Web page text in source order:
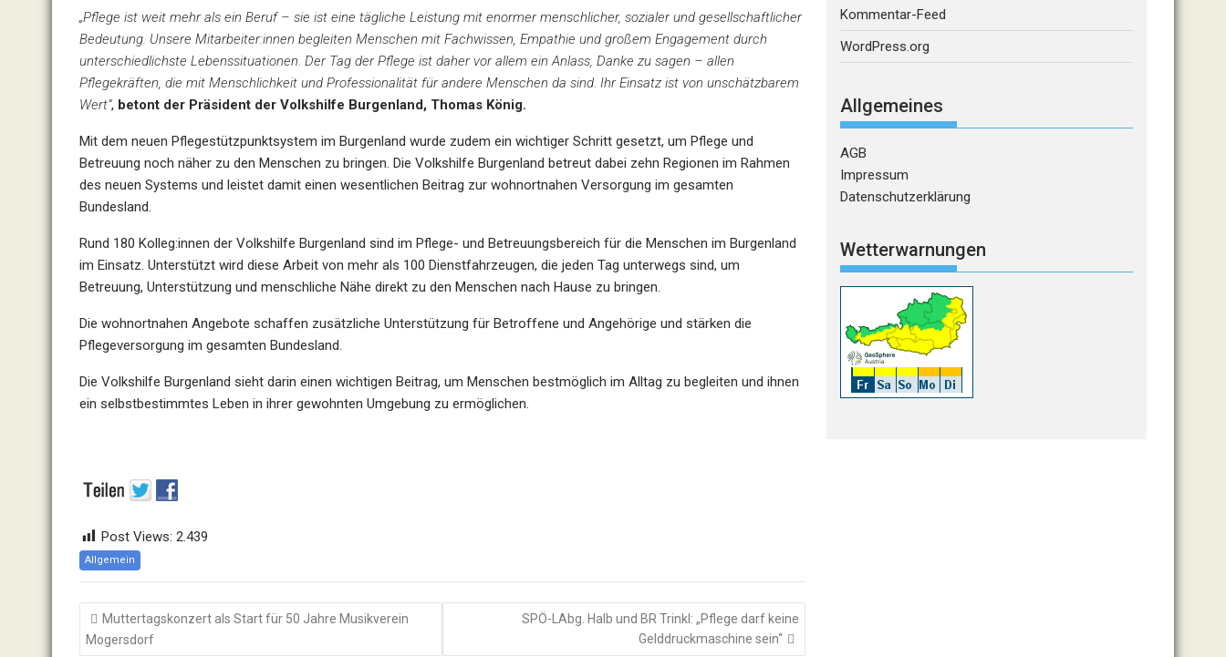
„Pflege ist weit mehr als ein Beruf – sie ist eine tägliche Leistung mit enormer menschlicher, sozialer und gesellschaftlicher
Bedeutung. Unsere Mitarbeiter:innen begleiten Menschen mit Fachwissen, Empathie und großem Engagement durch
unterschiedlichste Lebenssituationen. Der Tag der Pflege ist daher vor allem ein Anlass, Danke zu sagen – allen
Pflegekräften, die mit Menschlichkeit und Professionalität für andere Menschen da sind. Ihr Einsatz ist von unschätzbarem
Wert“, betont der Präsident der Volkshilfe Burgenland, Thomas König.
Mit dem neuen Pflegestützpunktsystem im Burgenland wurde zudem ein wichtiger Schritt gesetzt, um Pflege und
Betreuung noch näher zu den Menschen zu bringen. Die Volkshilfe Burgenland betreut dabei zehn Regionen im Rahmen
des neuen Systems und leistet damit einen wesentlichen Beitrag zur wohnortnahen Versorgung im gesamten
Bundesland.
Rund 180 Kolleg:innen der Volkshilfe Burgenland sind im Pflege- und Betreuungsbereich für die Menschen im Burgenland
im Einsatz. Unterstützt wird diese Arbeit von mehr als 100 Dienstfahrzeugen, die jeden Tag unterwegs sind, um
Betreuung, Unterstützung und menschliche Nähe direkt zu den Menschen nach Hause zu bringen.
Die wohnortnahen Angebote schaffen zusätzliche Unterstützung für Betroffene und Angehörige und stärken die
Pflegeversorgung im gesamten Bundesland.
Die Volkshilfe Burgenland sieht darin einen wichtigen Beitrag, um Menschen bestmöglich im Alltag zu begleiten und ihnen
ein selbstbestimmtes Leben in ihrer gewohnten Umgebung zu ermöglichen.
Post Views: 2.439
Allgemein
Beitragsnavigation
Muttertagskonzert als Start für 50 Jahre Musikverein
Mogersdorf
SPÖ-LAbg. Halb und BR Trinkl: „Pflege darf keine
Gelddruckmaschine sein“
Kommentar-Feed
WordPress.org
Allgemeines
AGB
Impressum
Datenschutzerklärung
Wetterwarnungen